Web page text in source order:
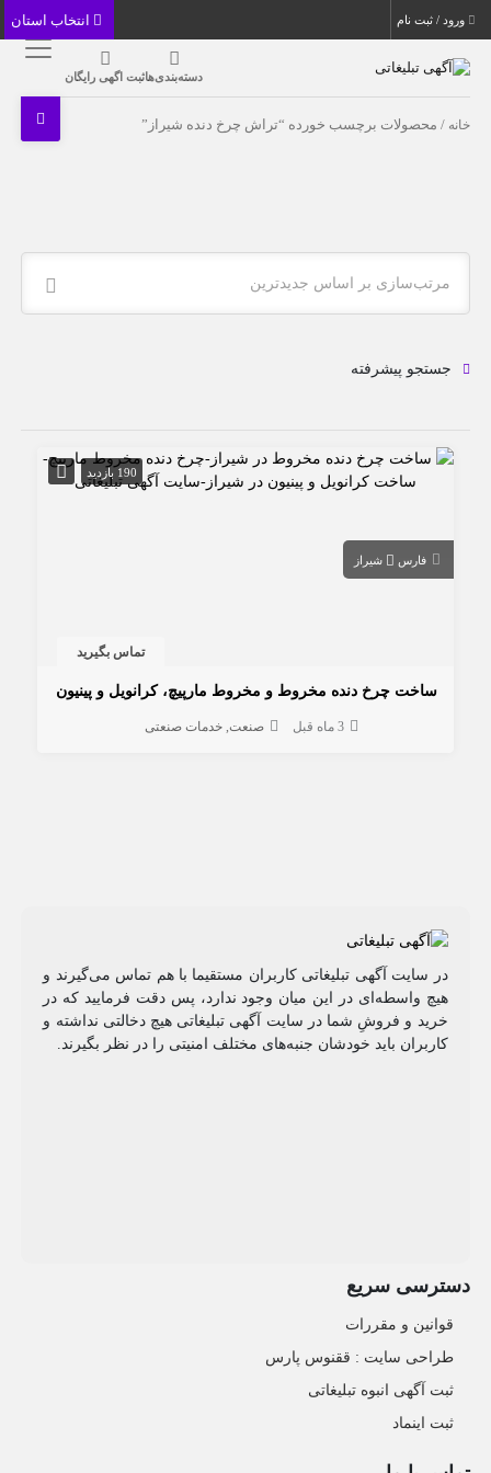
ورود / ثبت نام
دسته‌بندی‌هاثبت اگهی رایگان
خانه / محصولات برچسب خورده “تراش چرخ دنده شیراز”
مرتب‌سازی بر اساس جدیدترین
جستجو پیشرفته
190 بازدید
فارس شیراز
تماس بگیرید
ساخت چرخ دنده مخروط و مخروط مارپیچ، کرانویل و پینیون
3 ماه قبل صنعت خدمات صنعتی
در سایت آگهی تبلیغاتی کاربران مستقیما با هم تماس می‌گیرند و
هیچ واسطه‌ای در این میان وجود ندارد، پس دقت فرمایید که در
خرید و فروشِ شما در سایت آگهی تبلیغاتی هیچ دخالتی نداشته و
کاربران باید خودشان جنبه‌های مختلف امنیتی را در نظر بگیرند.
دسترسی سریع
قوانین و مقررات
طراحی سایت : ققنوس پارس
ثبت آگهی انبوه تبلیغاتی
ثبت اینماد